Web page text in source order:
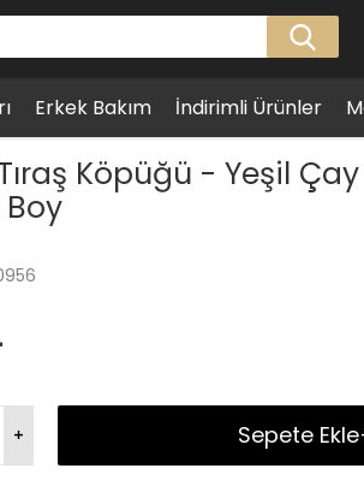
Erkek Bakım İndirimli Ürünler
Seyahat Boy
Köpüğü - Yeşil
Sepete